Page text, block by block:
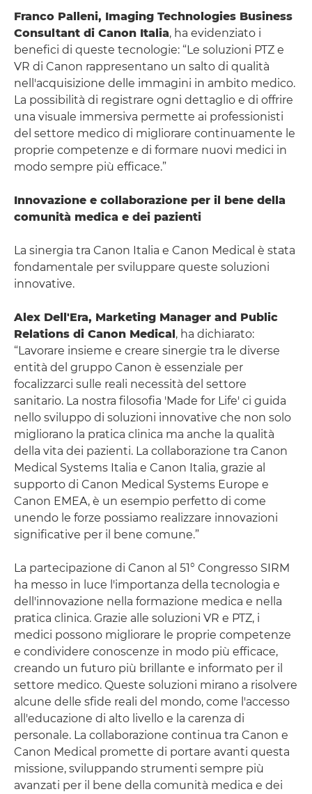
Franco Palleni, Imaging Technologies Business
Consultant di Canon Italia, ha evidenziato i
benefici di queste tecnologie: “Le soluzioni PTZ e
VR di Canon rappresentano un salto di qualità
nell'acquisizione delle immagini in ambito medico.
La possibilità di registrare ogni dettaglio e di offrire
una visuale immersiva permette ai professionisti
del settore medico di migliorare continuamente le
proprie competenze e di formare nuovi medici in
modo sempre più efficace.”
Innovazione e collaborazione per il bene della
comunità medica e dei pazienti
La sinergia tra Canon Italia e Canon Medical è stata
fondamentale per sviluppare queste soluzioni
innovative.
Alex Dell'Era, Marketing Manager and Public
Relations di Canon Medical, ha dichiarato:
“Lavorare insieme e creare sinergie tra le diverse
entità del gruppo Canon è essenziale per
focalizzarci sulle reali necessità del settore
sanitario. La nostra filosofia 'Made for Life' ci guida
nello sviluppo di soluzioni innovative che non solo
migliorano la pratica clinica ma anche la qualità
della vita dei pazienti. La collaborazione tra Canon
Medical Systems Italia e Canon Italia, grazie al
supporto di Canon Medical Systems Europe e
Canon EMEA, è un esempio perfetto di come
unendo le forze possiamo realizzare innovazioni
significative per il bene comune.”
La partecipazione di Canon al 51° Congresso SIRM
ha messo in luce l'importanza della tecnologia e
dell'innovazione nella formazione medica e nella
pratica clinica. Grazie alle soluzioni VR e PTZ, i
medici possono migliorare le proprie competenze
e condividere conoscenze in modo più efficace,
creando un futuro più brillante e informato per il
settore medico. Queste soluzioni mirano a risolvere
alcune delle sfide reali del mondo, come l'accesso
all'educazione di alto livello e la carenza di
personale. La collaborazione continua tra Canon e
Canon Medical promette di portare avanti questa
missione, sviluppando strumenti sempre più
avanzati per il bene della comunità medica e dei